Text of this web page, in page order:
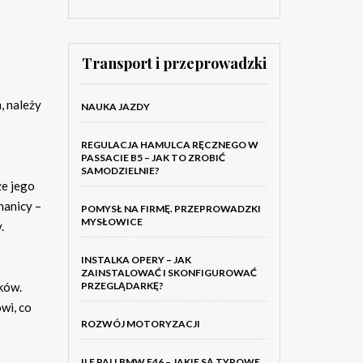
należy
jego
–
co
Transport i przeprowadzki
NAUKA JAZDY
REGULACJA HAMULCA RĘCZNEGO W
PASSACIE B5 – JAK TO ZROBIĆ
SAMODZIELNIE?
POMYSŁ NA FIRMĘ. PRZEPROWADZKI
MYSŁOWICE
INSTALKA OPERY – JAK
ZAINSTALOWAĆ I SKONFIGUROWAĆ
PRZEGLĄDARKĘ?
ROZWÓJ MOTORYZACJI